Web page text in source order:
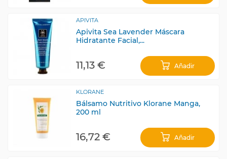
APIVITA
Apivita Sea Lavender Máscara
Hidratante Facial,...
11,13 € Añadir
KLORANE
Bálsamo Nutritivo Klorane Manga,
200 ml
16,72 € Añadir